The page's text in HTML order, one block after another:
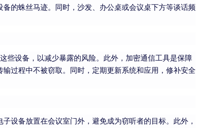
的蛛丝马迹。同时，沙发、办公桌或会议桌下方等谈话频
些设备，以减少暴露的风险。此外，加密通信工具是保障
过程中不被窃取。同时，定期更新系统和应用，修补安全
设备放置在会议室门外，避免成为窃听者的目标。此外，